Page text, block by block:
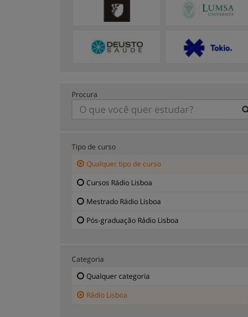
Procura
Tipo de curso
Qualquer tipo de curso
Cursos Rádio Lisboa
Mestrado Rádio Lisboa
Pós-graduação Rádio Lisboa
Categoria
Qualquer categoria
Rádio Lisboa